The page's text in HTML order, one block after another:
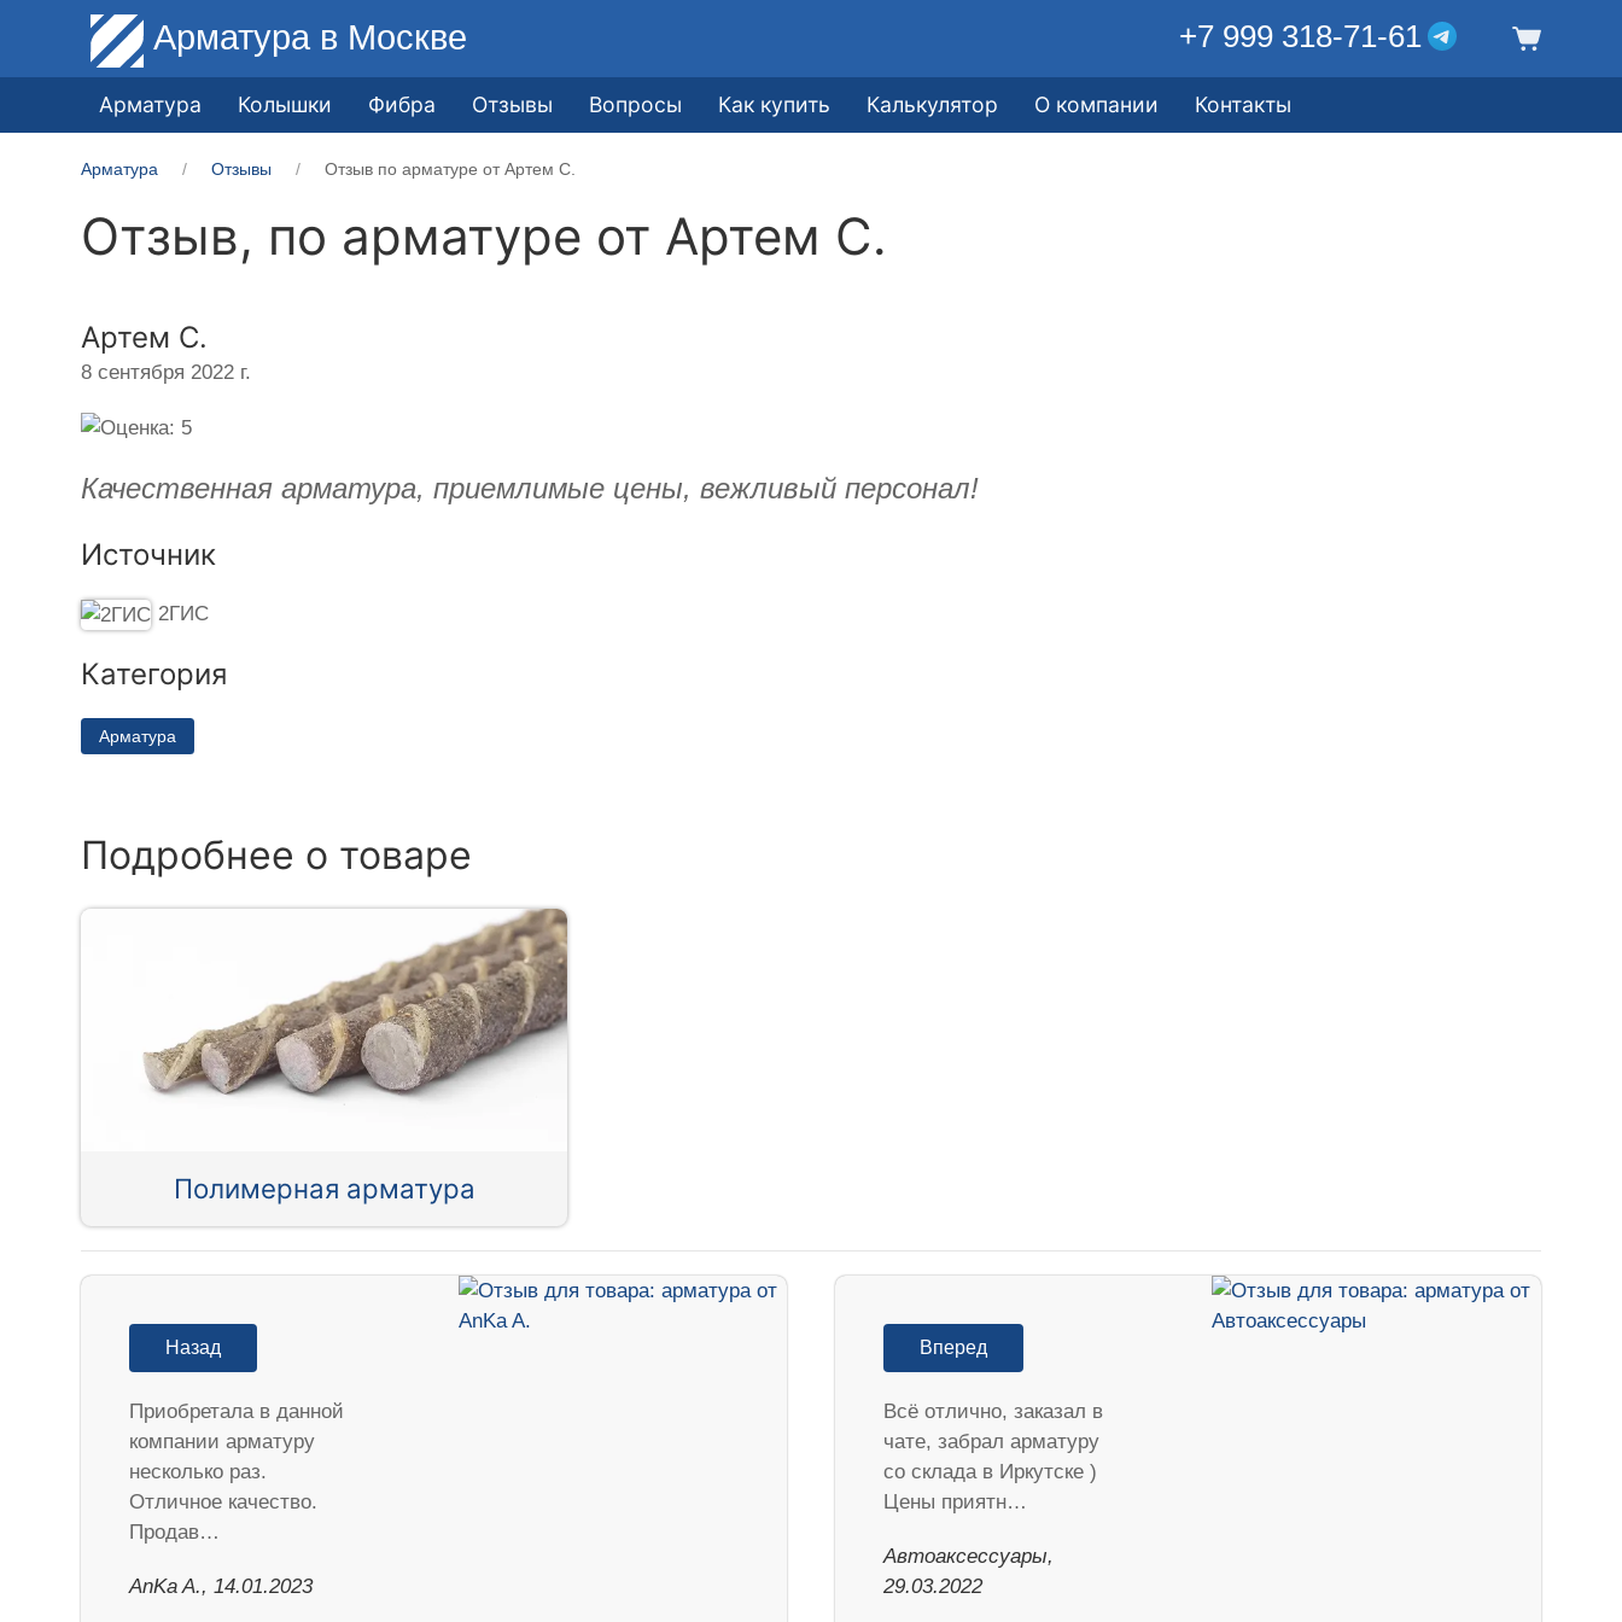
Арматура в Москве +7 999 318-71-61
Арматура Колышки Фибра Отзывы Вопросы Как купить Калькулятор О компании Контакты
Арматура Отзывы Отзыв по арматуре от Артем С.
Отзыв, по арматуре от Артем С.
Артем С.
8 сентября 2022 г.
Качественная арматура, приемлимые цены, вежливый персонал!
Источник
2ГИС
Категория
Арматура
Подробнее о товаре
Полимерная арматура
Назад
Приобретала в данной
компании арматуру
несколько раз.
Отличное качество.
Продав…
AnKa A., 14.01.2023
Вперед
Всё отлично, заказал в
чате, забрал арматуру
со склада в Иркутске )
Цены приятн…
Автоаксессуары,
29.03.2022